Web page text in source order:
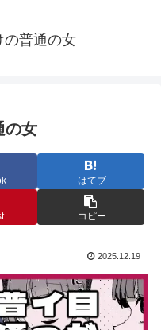
の普通の女
の女
はてブ
コピー
2025.12.19